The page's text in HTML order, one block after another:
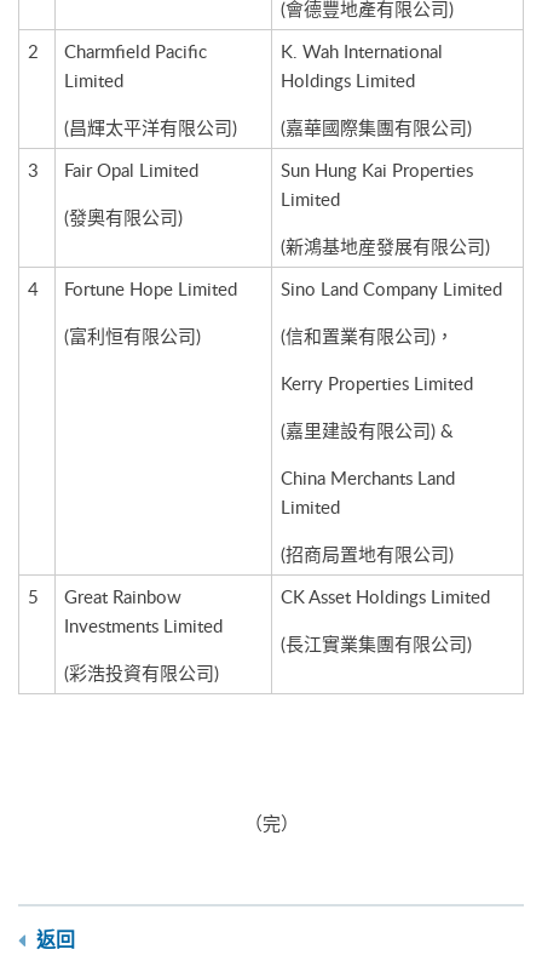
(會德豐地產有限公司)
2
Charmfield Pacific
Limited
(昌輝太平洋有限公司)
K. Wah International
Holdings Limited
(嘉華國際集團有限公司)
3
Fair Opal Limited
(發奧有限公司)
Sun Hung Kai Properties
Limited
(新鴻基地産發展有限公司)
4
Fortune Hope Limited
(富利恒有限公司)
Sino Land Company Limited
(信和置業有限公司)，
Kerry Properties Limited
(嘉里建設有限公司) &
China Merchants Land
Limited
(招商局置地有限公司)
5
Great Rainbow
Investments Limited
(彩浩投資有限公司)
CK Asset Holdings Limited
(長江實業集團有限公司)
（完）
返回